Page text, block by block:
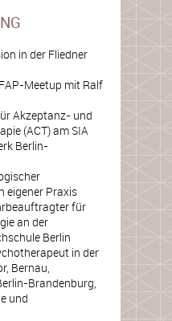
in der Fliedner
Meetup mit Ralf
Akzeptanz- und
(ACT) am SIA
Berlin-
eigener Praxis
für
an der
Berlin
in der
Bernau,
Brandenburg,
und